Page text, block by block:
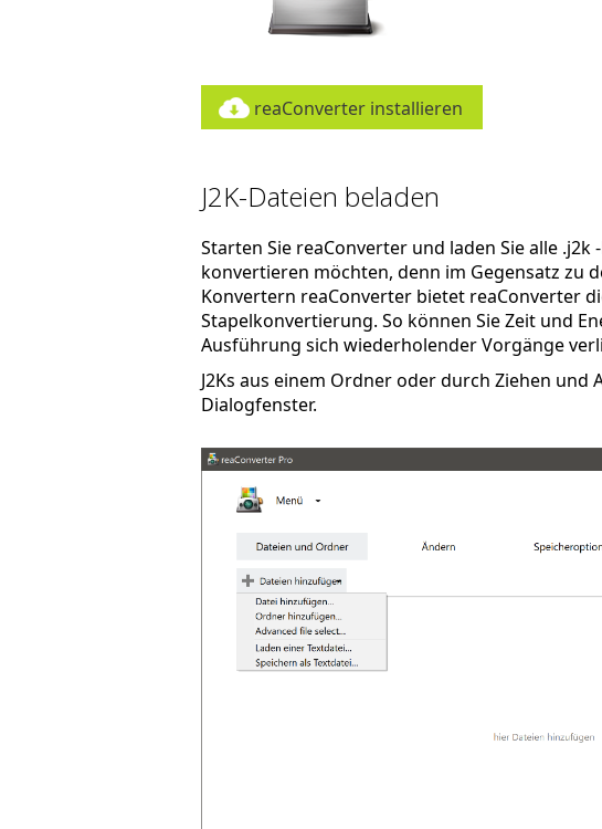
reaConverter installieren
J2K-Dateien beladen
Starten Sie reaConverter und laden Sie alle .j2k
konvertieren möchten, denn im Gegensatz zu
Konvertern reaConverter bietet reaConverter
Stapelkonvertierung. So können Sie Zeit und
Ausführung sich wiederholender Vorgänge
J2Ks aus einem Ordner oder durch Ziehen
Dialogfenster.